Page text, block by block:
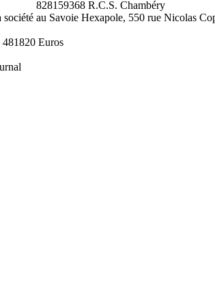
828159368 R.C.S. Chambéry
au Savoie Hexapole, 550 rue Nicolas
481820 Euros